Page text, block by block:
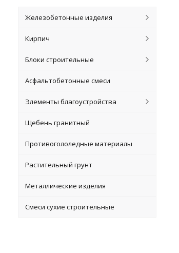
Железобетонные изделия
Кирпич
Блоки строительные
Асфальтобетонные смеси
Элементы благоустройства
Щебень гранитный
Противогололедные материалы
Растительный грунт
Металлические изделия
Смеси сухие строительные